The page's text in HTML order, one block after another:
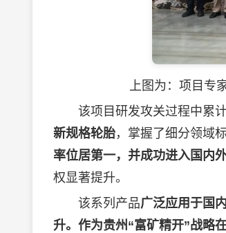
上图为：项目专家
该项目研发攻关过程中累
新规格轮胎，掌握了细分领域
率位居第一，并成功进入国内
权显著提升。
该系列产品广泛应用于国
升。 作为贵州“富矿精开”战略